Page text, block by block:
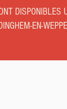
DISPONIBLES
EN-